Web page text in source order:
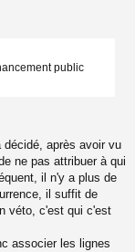
public
décidé, après avoir vu
ne pas attribuer à qui
il n'y a plus de
il suffit de
véto, c'est qui c'est
associer les lignes